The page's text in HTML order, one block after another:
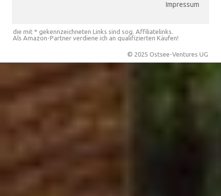
Impressum
die mit * gekennzeichneten Links sind sog. Affiliatelinks.
Als Amazon-Partner verdiene ich an qualifizierten Käufen!
© 2025 Ostsee-Ventures UG